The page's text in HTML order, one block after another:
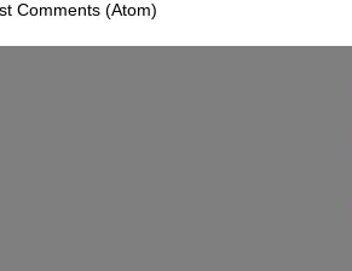
Comments (Atom)